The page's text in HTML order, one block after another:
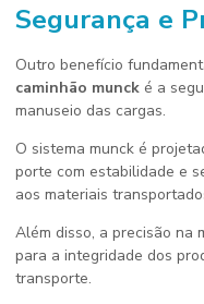
Segurança e
Outro benefício
caminhão munck é a
manuseio das cargas.
O sistema munck é
porte com estabilidade e
aos materiais
Além disso, a precisão na
para a integridade dos
transporte.